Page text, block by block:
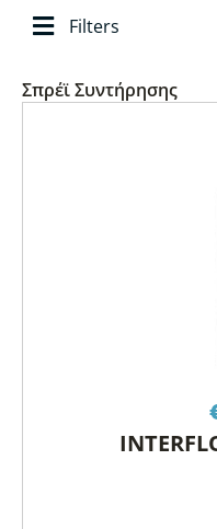
Filters
Σπρέϊ Συντήρησης